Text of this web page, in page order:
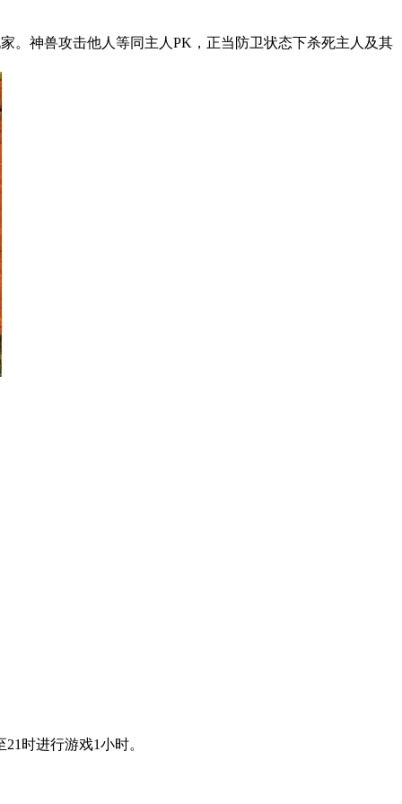
。神兽攻击他人等同主人PK，正当防卫状态下杀死主人及其
时进行游戏1小时。